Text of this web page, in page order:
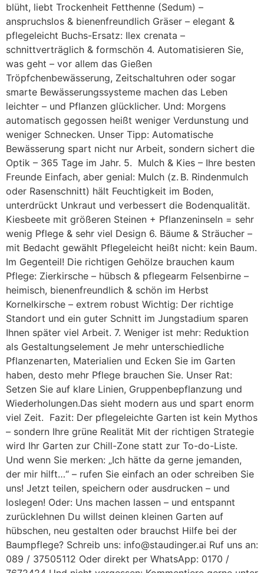
blüht, liebt Trockenheit Fetthenne (Sedum) –
anspruchslos & bienenfreundlich Gräser – elegant &
pflegeleicht Buchs-Ersatz: Ilex crenata –
schnittverträglich & formschön 4. Automatisieren Sie,
was geht – vor allem das Gießen
Tröpfchenbewässerung, Zeitschaltuhren oder sogar
smarte Bewässerungssysteme machen das Leben
leichter – und Pflanzen glücklicher. Und: Morgens
automatisch gegossen heißt weniger Verdunstung und
weniger Schnecken. Unser Tipp: Automatische
Bewässerung spart nicht nur Arbeit, sondern sichert die
Optik – 365 Tage im Jahr. 5. Mulch & Kies – Ihre besten
Freunde Einfach, aber genial: Mulch (z. B. Rindenmulch
oder Rasenschnitt) hält Feuchtigkeit im Boden,
unterdrückt Unkraut und verbessert die Bodenqualität.
Kiesbeete mit größeren Steinen + Pflanzeninseln = sehr
wenig Pflege & sehr viel Design 6. Bäume & Sträucher –
mit Bedacht gewählt Pflegeleicht heißt nicht: kein Baum.
Im Gegenteil! Die richtigen Gehölze brauchen kaum
Pflege: Zierkirsche – hübsch & pflegearm Felsenbirne –
heimisch, bienenfreundlich & schön im Herbst
Kornelkirsche – extrem robust Wichtig: Der richtige
Standort und ein guter Schnitt im Jungstadium sparen
Ihnen später viel Arbeit. 7. Weniger ist mehr: Reduktion
als Gestaltungselement Je mehr unterschiedliche
Pflanzenarten, Materialien und Ecken Sie im Garten
haben, desto mehr Pflege brauchen Sie. Unser Rat:
Setzen Sie auf klare Linien, Gruppenbepflanzung und
Wiederholungen.Das sieht modern aus und spart enorm
viel Zeit. Fazit: Der pflegeleichte Garten ist kein Mythos
– sondern Ihre grüne Realität Mit der richtigen Strategie
wird Ihr Garten zur Chill-Zone statt zur To-do-Liste.
Und wenn Sie merken: „Ich hätte da gerne jemanden,
der mir hilft…“ – rufen Sie einfach an oder schreiben Sie
uns! Jetzt teilen, speichern oder ausdrucken – und
loslegen! Oder: Uns machen lassen – und entspannt
zurücklehnen Du willst deinen kleinen Garten auf
hübschen, neu gestalten oder brauchst Hilfe bei der
Baumpflege? Schreib uns: info@staudinger.ai Ruf uns an:
089 / 37505112 Oder direkt per WhatsApp: 0170 /